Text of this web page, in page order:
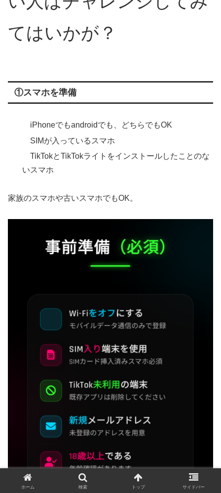
てはいかが？
①スマホを準備
iPhoneでもandroidでも、どちらでもOK
SIMが入っているスマホ
TikTokとTikTokライトをインストールしたことのな
いスマホ
家族のスマホや古いスマホでもOK。
ホーム 検索 トップ サイドバー